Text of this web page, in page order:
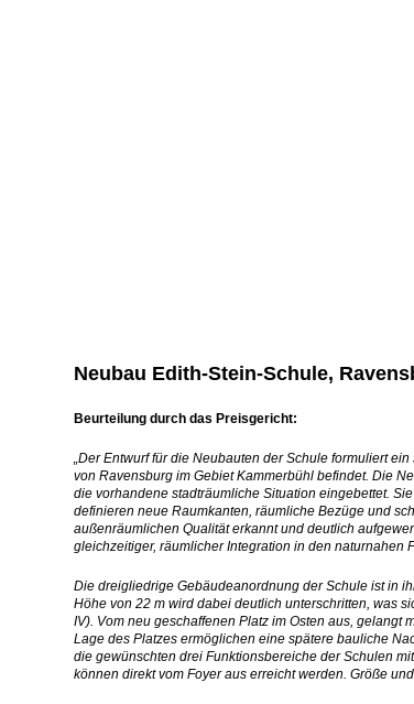
Neubau Edith-Stein-Schule,
Beurteilung durch das Preisgericht:
„Der Entwurf für die Neubauten der Schule formuliert
von Ravensburg im Gebiet Kammerbühl befindet. Die
die vorhandene stadträumliche Situation eingebettet.
definieren neue Raumkanten, räumliche Bezüge und
außenräumlichen Qualität erkannt und deutlich
gleichzeitiger, räumlicher Integration in den naturnahen
Die dreigliedrige Gebäudeanordnung der Schule ist in
Höhe von 22 m wird dabei deutlich unterschritten, was
IV). Vom neu geschaffenen Platz im Osten aus,
Lage des Platzes ermöglichen eine spätere bauliche
die gewünschten drei Funktionsbereiche der Schulen
können direkt vom Foyer aus erreicht werden. Größe